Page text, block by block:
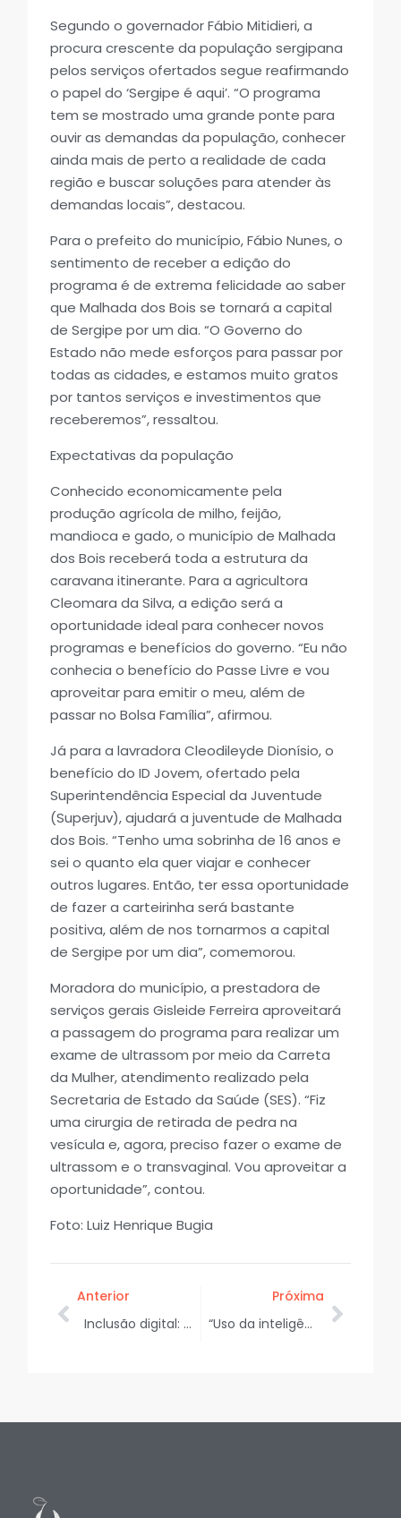
Segundo o governador Fábio Mitidieri, a
procura crescente da população sergipana
pelos serviços ofertados segue reafirmando
o papel do ‘Sergipe é aqui’. “O programa
tem se mostrado uma grande ponte para
ouvir as demandas da população, conhecer
ainda mais de perto a realidade de cada
região e buscar soluções para atender às
demandas locais”, destacou.
Para o prefeito do município, Fábio Nunes, o
sentimento de receber a edição do
programa é de extrema felicidade ao saber
que Malhada dos Bois se tornará a capital
de Sergipe por um dia. “O Governo do
Estado não mede esforços para passar por
todas as cidades, e estamos muito gratos
por tantos serviços e investimentos que
receberemos”, ressaltou.
Expectativas da população
Conhecido economicamente pela
produção agrícola de milho, feijão,
mandioca e gado, o município de Malhada
dos Bois receberá toda a estrutura da
caravana itinerante. Para a agricultora
Cleomara da Silva, a edição será a
oportunidade ideal para conhecer novos
programas e benefícios do governo. “Eu não
conhecia o benefício do Passe Livre e vou
aproveitar para emitir o meu, além de
passar no Bolsa Família”, afirmou.
Já para a lavradora Cleodileyde Dionísio, o
benefício do ID Jovem, ofertado pela
Superintendência Especial da Juventude
(Superjuv), ajudará a juventude de Malhada
dos Bois. “Tenho uma sobrinha de 16 anos e
sei o quanto ela quer viajar e conhecer
outros lugares. Então, ter essa oportunidade
de fazer a carteirinha será bastante
positiva, além de nos tornarmos a capital
de Sergipe por um dia”, comemorou.
Moradora do município, a prestadora de
serviços gerais Gisleide Ferreira aproveitará
a passagem do programa para realizar um
exame de ultrassom por meio da Carreta
da Mulher, atendimento realizado pela
Secretaria de Estado da Saúde (SES). “Fiz
uma cirurgia de retirada de pedra na
vesícula e, agora, preciso fazer o exame de
ultrassom e o transvaginal. Vou aproveitar a
oportunidade”, contou.
Foto: Luiz Henrique Bugia
Anterior
Inclusão digital: Sergipe recebe 759 computadores em 91 pontos de acesso
Próxima
“Uso da inteligência artificial nas campanhas pode representar risco para a legitimidade das próximas eleições”, afirma advogado